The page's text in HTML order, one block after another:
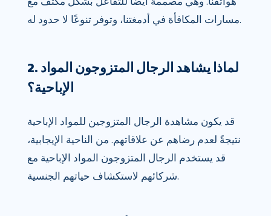
مسارات المكافأة في أدمغتنا، وتوفر تنوعًا لا حدود له.
2. لماذا يشاهد الرجال المتزوجون المواد
الإباحية؟
قد يكون مشاهدة الرجال المتزوجين للمواد الإباحية
نتيجةً لعدم رضاهم عن علاقاتهم. من الناحية الإيجابية،
قد يستخدم الرجال المتزوجون المواد الإباحية مع
شركائهم لاستكشاف حياتهم الجنسية.